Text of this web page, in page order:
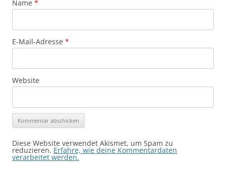
Name *
E-Mail-Adresse *
Website
Diese Website verwendet Akismet, um Spam zu
reduzieren. Erfahre, wie deine Kommentardaten
verarbeitet werden.